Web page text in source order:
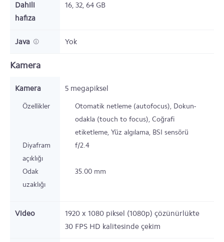
Dahili
hafıza
16, 32, 64 GB
Java Yok
Kamera
Kamera 5 megapiksel
Özellikler
Otomatik netleme (autofocus), Dokun-
odakla (touch to focus), Coğrafi
etiketleme, Yüz algılama, BSI sensörü
Diyafram
açıklığı
f/2.4
Odak
uzaklığı
35.00 mm
Video
1920 x 1080 piksel (1080p) çözünürlükte
30 FPS HD kalitesinde çekim